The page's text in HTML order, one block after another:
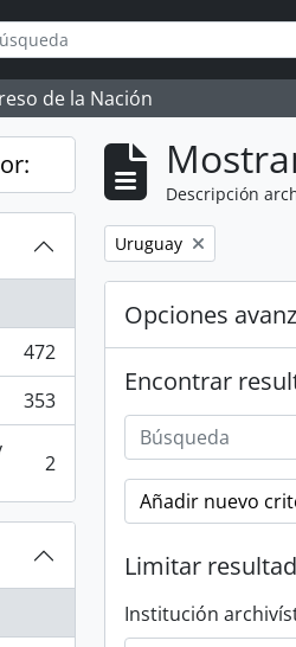
options
de la Nación
472
353
2
Descripción
Remove filter:
Uruguay
Opciones
Encontrar
Añadir nuevo
Limitar
Institución